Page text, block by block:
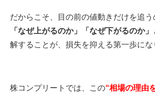
だからこそ、目の前の値動きだけを追う
「なぜ上がるのか」「なぜ下がるのか」
解することが、損失を抑える第一歩にな
株コンプリートでは、この“相場の理由